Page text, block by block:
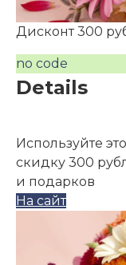
Дисконт 300
no code
Details
Используйте
скидку 300
и подарков
На сайт